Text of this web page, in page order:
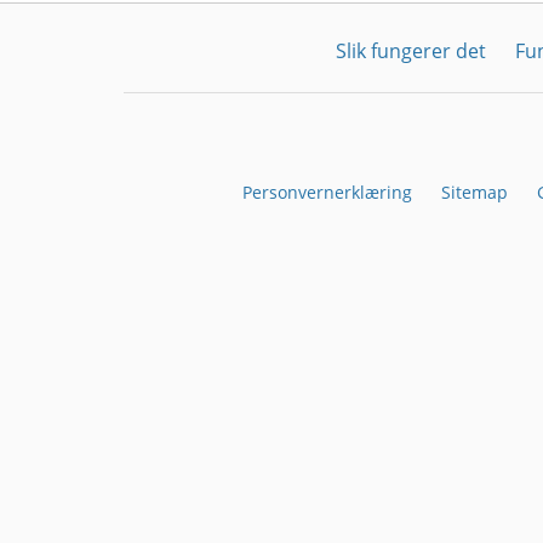
Slik fungerer det
Personvernerklæring Sitemap